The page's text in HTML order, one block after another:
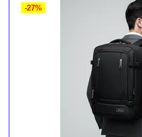
-27%